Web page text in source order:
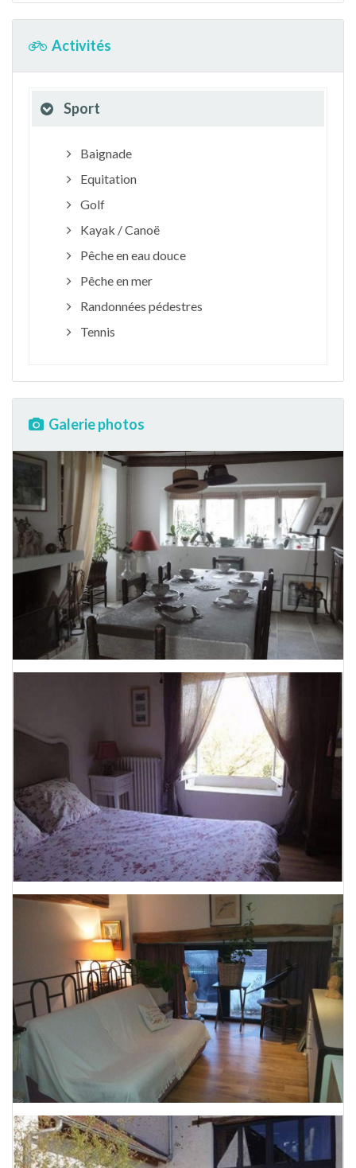
Activités
Sport
Baignade
Equitation
Golf
Kayak / Canoë
Pêche en eau douce
Pêche en mer
Randonnées pédestres
Tennis
Galerie photos